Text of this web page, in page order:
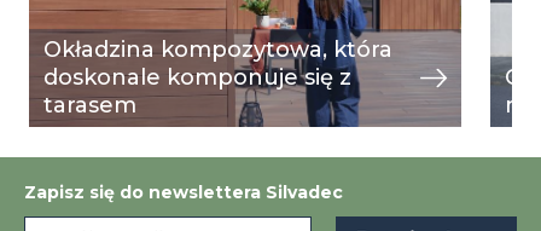
Okładzina kompozytowa, która
doskonale komponuje się z
tarasem
Zapisz się do newslettera Silvadec